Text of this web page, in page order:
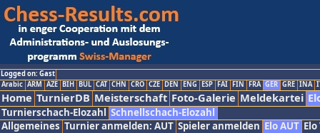
Logged on: Gast
Arabic ARM AZE BIH BUL CAT CHN CRO CZE DEN ENG ESP FAI FIN FRA GER GRE INA
Home TurnierDB Meisterschaft Foto-Galerie Meldekartei
Turnierschach-Elozahl Schnellschach-Elozahl
Allgemeines Turnier anmelden: AUT Spieler anmelden Elo AUT